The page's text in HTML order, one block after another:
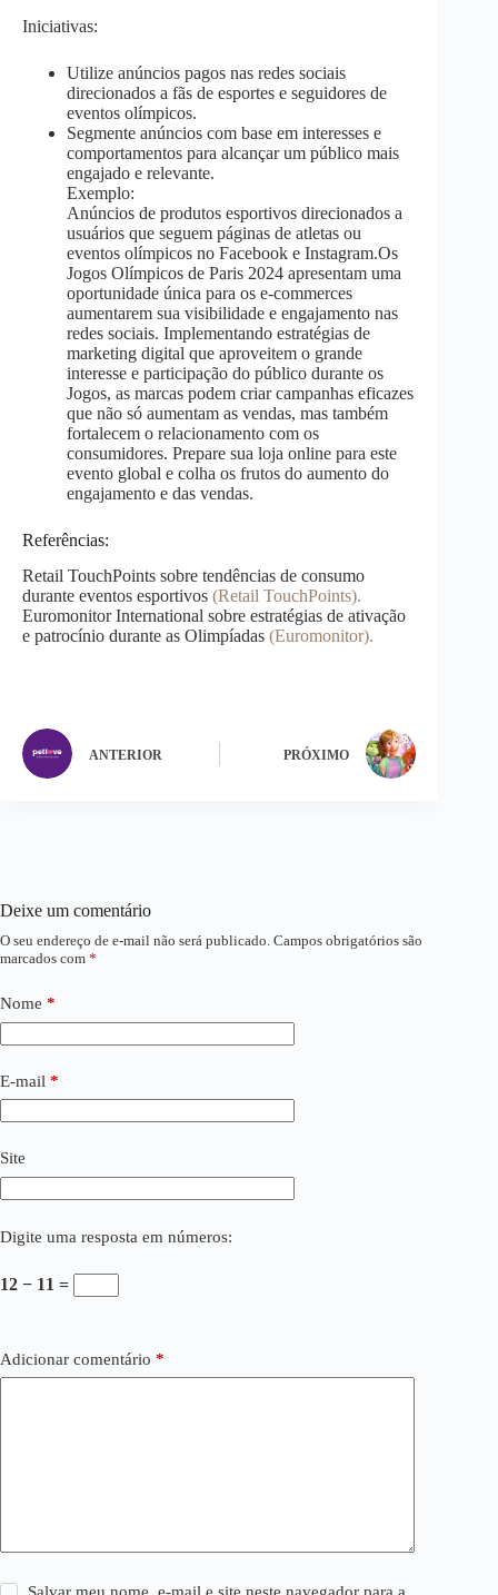
Iniciativas:
Utilize anúncios pagos nas redes sociais
direcionados a fãs de esportes e seguidores de
eventos olímpicos.
Segmente anúncios com base em interesses e
comportamentos para alcançar um público mais
engajado e relevante.
Exemplo:
Anúncios de produtos esportivos direcionados a
usuários que seguem páginas de atletas ou
eventos olímpicos no Facebook e Instagram.Os
Jogos Olímpicos de Paris 2024 apresentam uma
oportunidade única para os e-commerces
aumentarem sua visibilidade e engajamento nas
redes sociais. Implementando estratégias de
marketing digital que aproveitem o grande
interesse e participação do público durante os
Jogos, as marcas podem criar campanhas eficazes
que não só aumentam as vendas, mas também
fortalecem o relacionamento com os
consumidores. Prepare sua loja online para este
evento global e colha os frutos do aumento do
engajamento e das vendas.
Referências:
Retail TouchPoints sobre tendências de consumo
durante eventos esportivos​ (Retail TouchPoints)​.
Euromonitor International sobre estratégias de ativação
e patrocínio durante as Olimpíadas​ (Euromonitor)​.
ANTERIOR PRÓXIMO
Deixe um comentário
O seu endereço de e-mail não será publicado. Campos obrigatórios são
marcados com *
Nome *
E-mail *
Site
Digite uma resposta em números:
12 − 11 =
Adicionar comentário *